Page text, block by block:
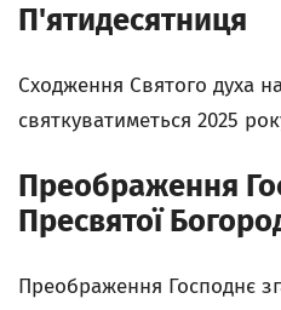
П'ятидесятниця
Сходження Святого духа
святкуватиметься 2025
Преображення
Пресвятої
Преображення Господнє